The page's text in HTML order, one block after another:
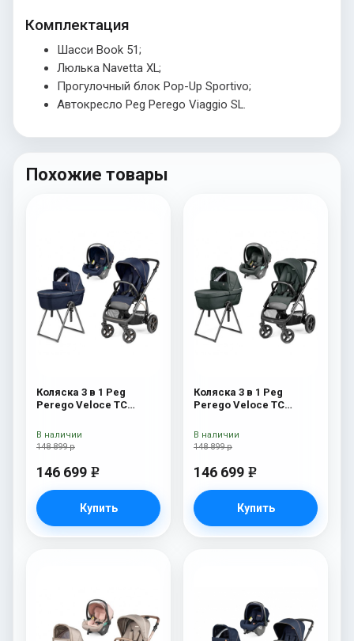
Комплектация
Шасси Book 51;
Люлька Navetta XL;
Прогулочный блок Pop-Up Sportivo;
Автокресло Peg Perego Viaggio SL.
Похожие товары
Коляска 3 в 1 Peg
Perego Veloce TC
Shine New
148 899 р
146 699 e
Купить
В наличии
Коляска 3 в 1 Peg
Perego Veloce TC
New
148 899 р
146 699 e
Купить
В наличии